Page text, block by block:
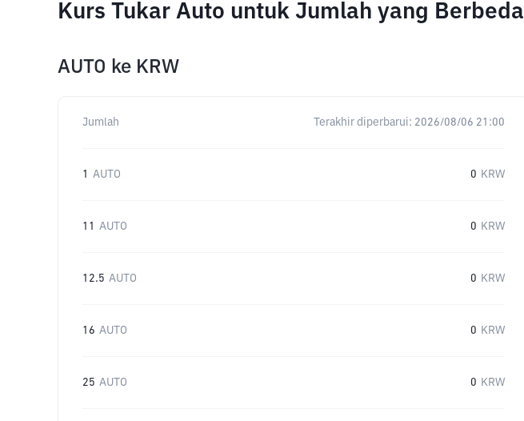
Kurs Tukar Auto untuk Jumlah yang Berbeda
AUTO ke KRW
Jumlah Terakhir diperbarui: 2026/08/06 21:00
1 AUTO 0 KRW
11 AUTO 0 KRW
12.5 AUTO 0 KRW
16 AUTO 0 KRW
25 AUTO 0 KRW